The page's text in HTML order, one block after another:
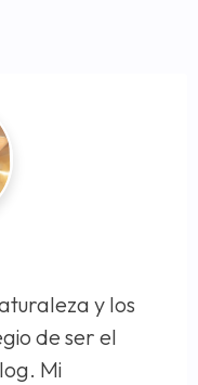
y los
de ser el
Mi